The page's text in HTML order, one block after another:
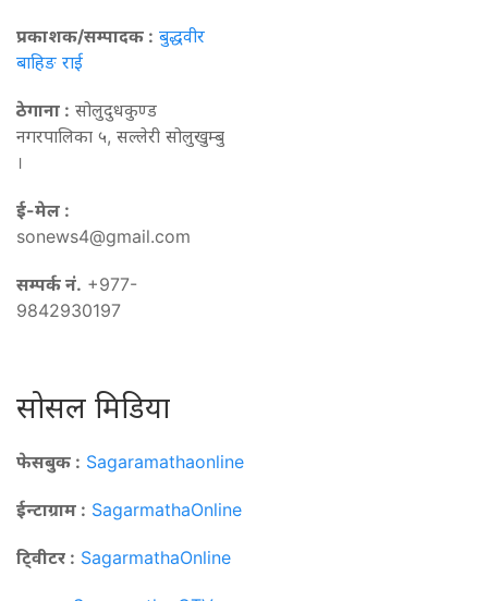
प्रकाशक/सम्पादक : बुद्धवीर
बाहिङ राई
ठेगाना : सोलुदुधकुण्ड
नगरपालिका ५, सल्लेरी सोलुखुम्बु
।
ई-मेल :
sonews4@gmail.com
सम्पर्क नं. +977-
9842930197
सोसल मिडिया
फेसबुक : Sagaramathaonline
ईन्टाग्राम : SagarmathaOnline
टि्वीटर : SagarmathaOnline